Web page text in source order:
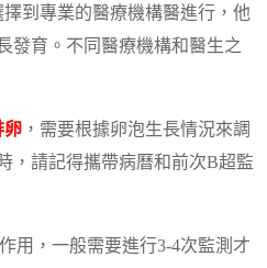
擇到專業的醫療機構醫進行，他
發育。不同醫療機構和醫生之
卵，需要根據卵泡生長情況來調
，請記得攜帶病曆和前次B超監
用，一般需要進行3-4次監測才